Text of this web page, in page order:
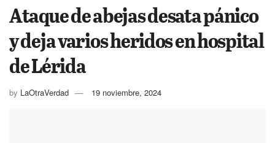
Ataque de abejas desata pánico
y deja varios heridos en hospital
de Lérida
by LaOtraVerdad 19 noviembre, 2024